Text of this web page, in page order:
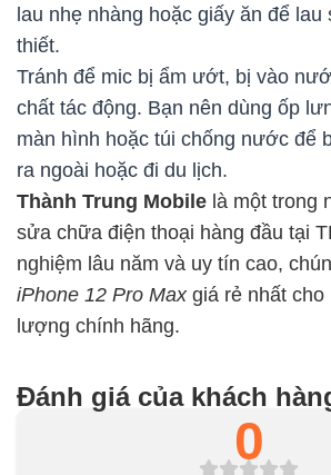
lau nhẹ nhàng hoặc giấy ăn để lau
thiết.
Tránh để mic bị ẩm ướt, bị vào
chất tác động. Bạn nên dùng ốp
màn hình hoặc túi chống nước để
ra ngoài hoặc đi du lịch.
Thành Trung Mobile là một trong
sửa chữa điện thoại hàng đầu tại
nghiệm lâu năm và uy tín cao,
iPhone 12 Pro Maxgiá rẻ nhất cho
lượng chính hãng.
Đánh giá của khách
0